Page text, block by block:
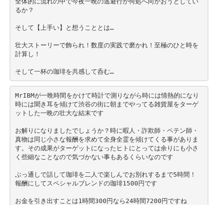
るか？
そして【上手い】と想うこととは…
壮大ストーリーで飾られ！数度の実践で磨かれ！至極のひと時を
計算し！
そして一杯の珈琲を共感して呑む…
MrIBMが一晩時間をかけて時計で測りながら時には情熱的になり
時には聞き耳を傾けて渋谷の街に朝までやってる雑貨屋をターゲ
ットした一晩の壮大な結末です
お解りになりましたでしょうか？時に暇人・詐欺師・ペテン師・
真物は同じ小さな報酬を求めて全身全霊を傾けてくる事がありま
す。その成果がターゲットになったヒトにとっては余りにも小さ
く些細なことなので気づかない事もあるくらいなのです
ぶっ通しで話して珈琲を二人で楽しんでお別れするまで5時間！
報酬にしてスペシャルブレンドの珈琲1500円です
お金を引き出すことは1時間300円なら24時間7200円ですね